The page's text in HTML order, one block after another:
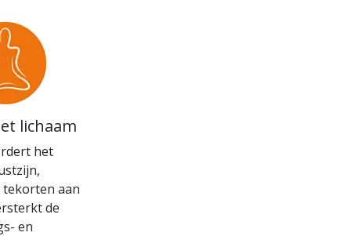
lichaam
het
aan
de
en